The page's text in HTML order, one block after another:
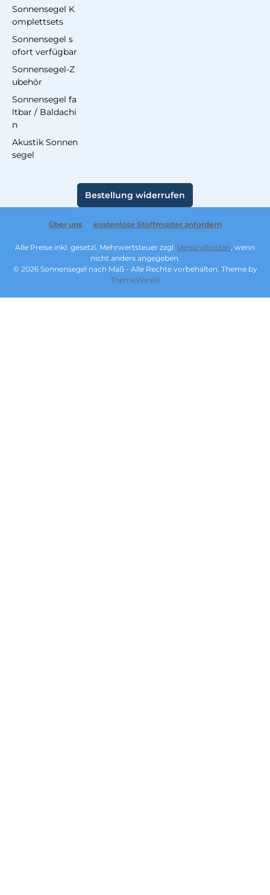
Sonnensegel K
omplettsets
Sonnensegel s
ofort verfügbar
Sonnensegel-Z
ubehör
Sonnensegel fa
ltbar / Baldachi
n
Akustik Sonnen
segel
Bestellung widerrufen
Über uns kostenlose Stoffmuster anfordern
Alle Preise inkl. gesetzl. Mehrwertsteuer zzgl. Versandkosten, wenn
nicht anders angegeben.
© 2026 Sonnensegel nach Maß - Alle Rechte vorbehalten. Theme by
ThemeWare®